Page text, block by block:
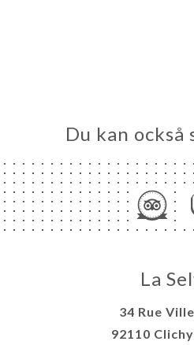
Du kan också
La
34 Rue
92110